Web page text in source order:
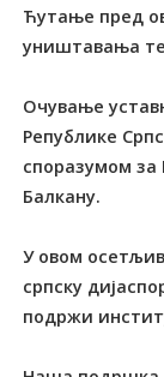
Ћутање пред
уништавања
Очување
Републике
споразумом за
Балкану.
У овом
српску
подржи